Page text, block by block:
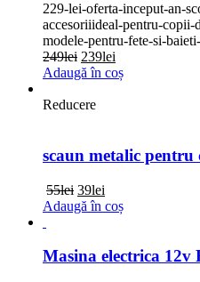
229-lei-oferta-inceput-an-
accesoriiideal-pentru-
modele-pentru-fete-si-
249lei Prețul
inițial
fost:
239lei
curent
Adaugă în coș
Reducere
scaun metalic pentru
55lei Prețul
inițial
55lei.
39lei
curent
Adaugă în coș
Masina electrica 12v